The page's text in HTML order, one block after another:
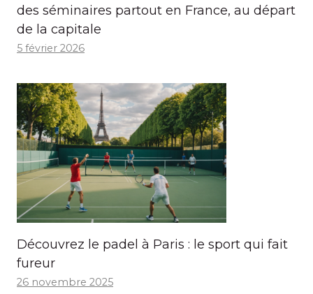
des séminaires partout en France, au départ
de la capitale
5 février 2026
Découvrez le padel à Paris : le sport qui fait
fureur
26 novembre 2025